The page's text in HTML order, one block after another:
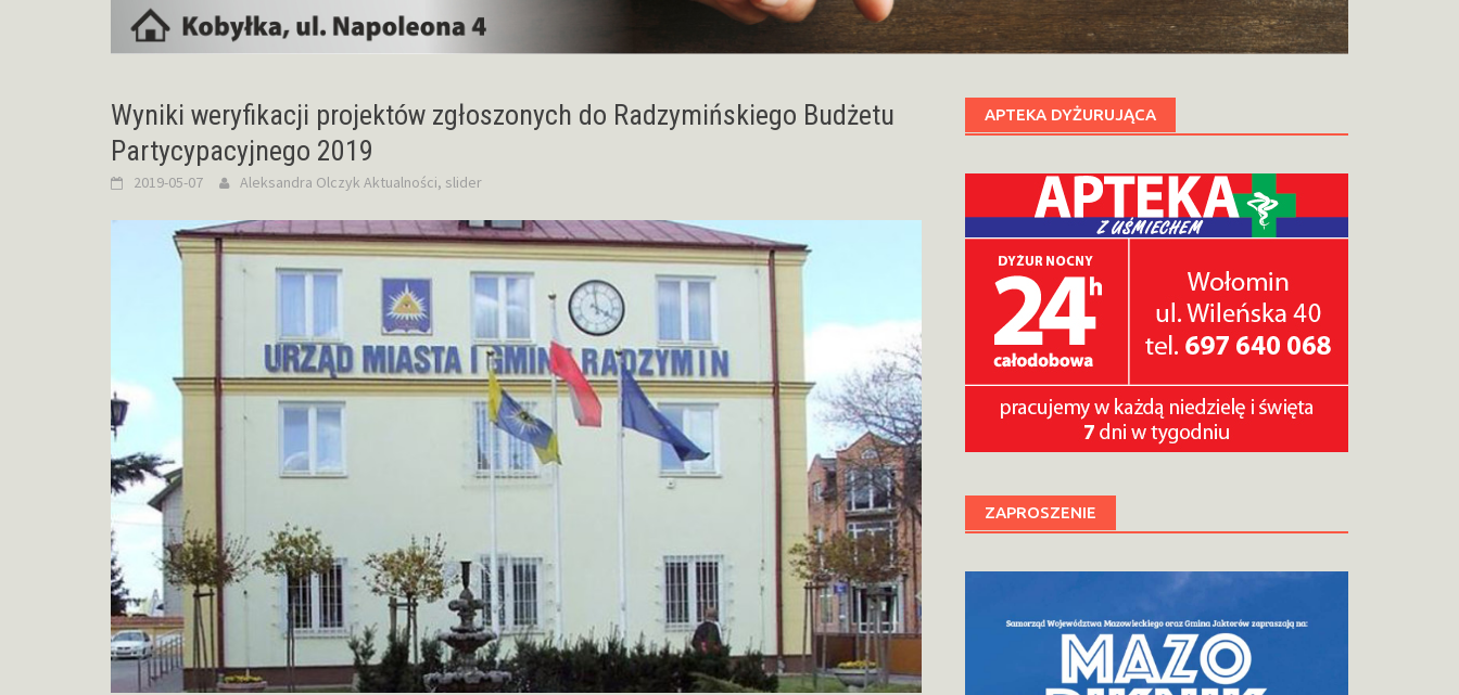
Wyniki weryfikacji projektów zgłoszonych do Radzymińskiego Budżetu
Partycypacyjnego 2019
2019-05-07 Aleksandra Olczyk Aktualności, slider
APTEKA DYŻURUJĄCA
ZAPROSZENIE